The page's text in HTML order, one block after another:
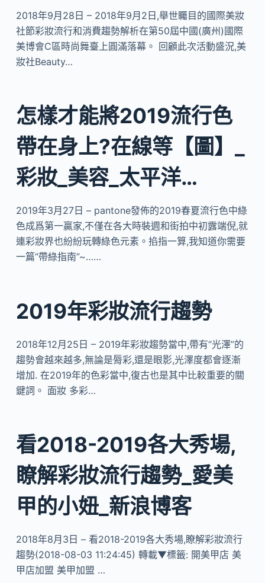
2018年9月28日 – 2018年9月2日,舉世矚目的國際美妝
社節彩妝流行和消費趨勢解析在第50屆中國(廣州)國際
美博會C區時尚舞臺上圓滿落幕。 回顧此次活動盛況,美
妝社Beauty…
怎樣才能將2019流行色
帶在身上?在線等【圖】_
彩妝_美容_太平洋…
2019年3月27日 – pantone發佈的2019春夏流行色中綠
色成爲第一贏家,不僅在各大時裝週和街拍中初露端倪,就
連彩妝界也紛紛玩轉綠色元素。掐指一算,我知道你需要
一篇“帶綠指南”~……
2019年彩妝流行趨勢
2018年12月25日 – 2019年彩妝趨勢當中,帶有“光澤”的
趨勢會越來越多,無論是脣彩,還是眼影,光澤度都會逐漸
增加. 在2019年的色彩當中,復古也是其中比較重要的關
鍵詞。 面妝 多彩…
看2018-2019各大秀場,
瞭解彩妝流行趨勢_愛美
甲的小妞_新浪博客
2018年8月3日 – 看2018-2019各大秀場,瞭解彩妝流行
趨勢(2018-08-03 11:24:45) 轉載▼標籤: 開美甲店 美
甲店加盟 美甲加盟 …